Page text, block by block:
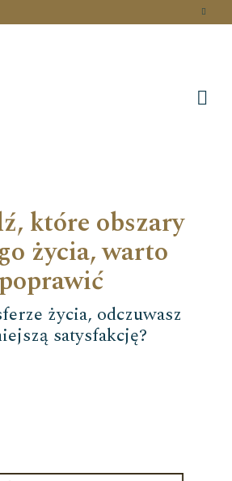
które obszary
życia, warto
poprawić
życia, odczuwasz
satysfakcję?